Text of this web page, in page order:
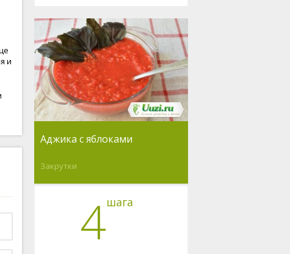
и
Аджика с яблоками
Закрутки
4шага